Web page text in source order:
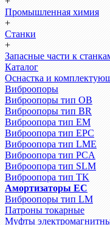
Промышленная химия
+
Станки
+
Запасные части к
Каталог
Оснастка и
Виброопоры
Виброопоры тип ОВ
Виброопоры тип BR
Виброопора тип EM
Виброопора тип EPC
Виброопора тип LME
Виброопора тип PCA
Виброопора тип SLM
Виброопора тип TK
Амортизаторы EC
Виброопоры тип LM
Патроны токарные
Муфты